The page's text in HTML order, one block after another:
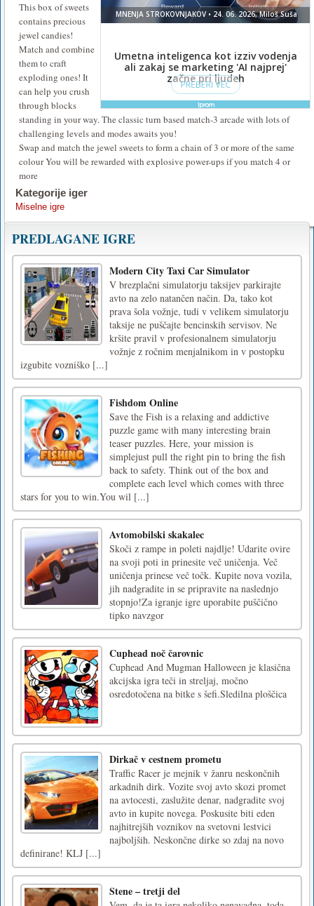
This box of sweets
contains precious
jewel candies!
Match and combine
them to craft
exploding ones! It
can help you crush
through blocks
standing in your way. The classic turn based match-3 arcade with lots of
challenging levels and modes awaits you!
Swap and match the jewel sweets to form a chain of 3 or more of the same
colour You will be rewarded with explosive power-ups if you match 4 or
more
Kategorije iger
Miselne igre
PREDLAGANE IGRE
Modern City Taxi Car Simulator
V brezplačni simulatorju taksijev parkirajte
avto na zelo natančen način. Da, tako kot
prava šola vožnje, tudi v velikem simulatorju
taksije ne puščajte bencinskih servisov. Ne
kršite pravil v profesionalnem simulatorju
vožnje z ročnim menjalnikom in v postopku
izgubite vozniško [...]
Fishdom Online
Save the Fish is a relaxing and addictive
puzzle game with many interesting brain
teaser puzzles. Here, your mission is
simplejust pull the right pin to bring the fish
back to safety. Think out of the box and
complete each level which comes with three
stars for you to win.You wil [...]
Avtomobilski skakalec
Skoči z rampe in poleti najdlje! Udarite ovire
na svoji poti in prinesite več uničenja. Več
uničenja prinese več točk. Kupite nova vozila,
jih nadgradite in se pripravite na naslednjo
stopnjo!Za igranje igre uporabite puščično
tipko navzgor
Cuphead noč čarovnic
Cuphead And Mugman Halloween je klasična
akcijska igra teči in streljaj, močno
osredotočena na bitke s šefi.Sledilna ploščica
Dirkač v cestnem prometu
Traffic Racer je mejnik v žanru neskončnih
arkadnih dirk. Vozite svoj avto skozi promet
na avtocesti, zaslužite denar, nadgradite svoj
avto in kupite novega. Poskusite biti eden
najhitrejših voznikov na svetovni lestvici
najboljših. Neskončne dirke so zdaj na novo
definirane! KLJ [...]
Stene – tretji del